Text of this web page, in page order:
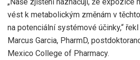
vést k metabolickým změnám v
na potenciální systémové účinky,“
Marcus Garcia, PharmD,
Mexico College of Pharmacy.